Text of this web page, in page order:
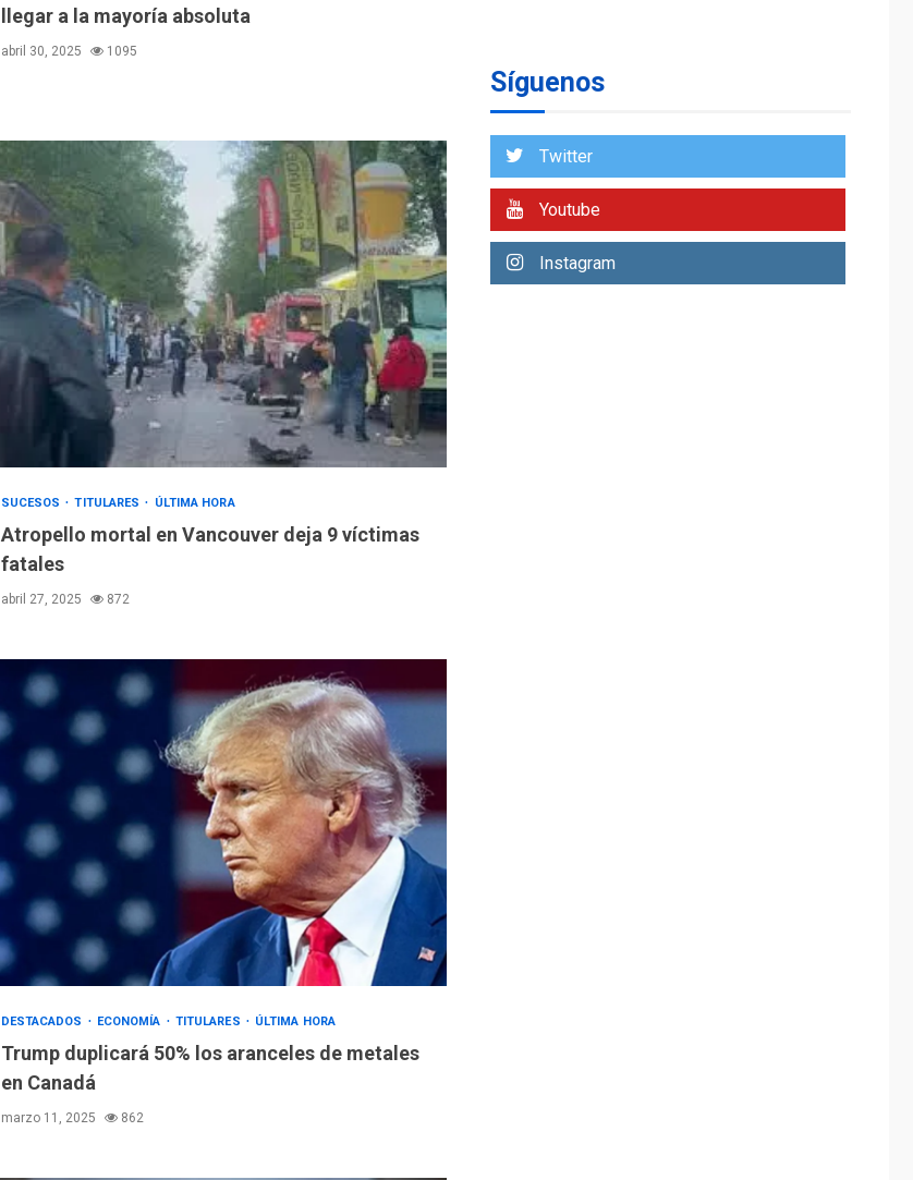
llegar a la mayoría absoluta
abril 30, 2025 1095
SUCESOS TITULARES ÚLTIMA HORA
Atropello mortal en Vancouver deja 9 víctimas
fatales
abril 27, 2025 872
DESTACADOS ECONOMÍA TITULARES ÚLTIMA HORA
Trump duplicará 50% los aranceles de metales
en Canadá
marzo 11, 2025 862
3
Funsone benefició a
entrega de lentes
pueden llevar a
Síguenos
Twitter
Youtube
Instagram